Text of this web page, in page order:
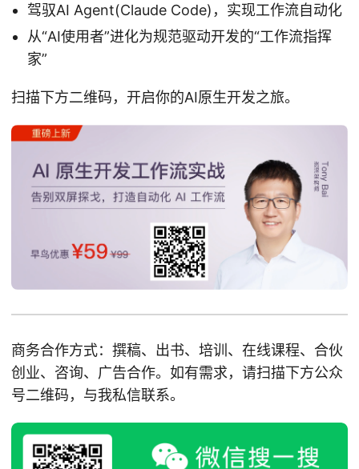
驾驭AI Agent(Claude Code)，实现工作流自动化
从“AI使用者”进化为规范驱动开发的“工作流指挥
家”
扫描下方二维码，开启你的AI原生开发之旅。
商务合作方式：撰稿、出书、培训、在线课程、合伙
创业、咨询、广告合作。如有需求，请扫描下方公众
号二维码，与我私信联系。